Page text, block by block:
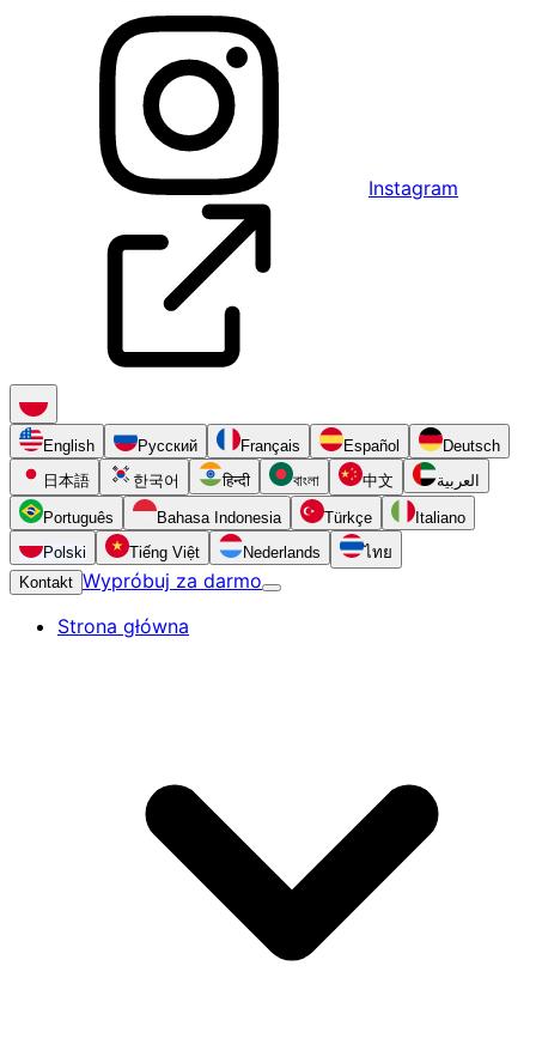
Instagram
English Русский Français Español
Deutsch
日本語
한국어 हिन्दी বাংলা 中文 العربية
Português Bahasa Indonesia Türkçe
Italiano
Polski
Tiếng Việt Nederlands
ไทย
Kontakt Wypróbuj za darmo
Strona główna